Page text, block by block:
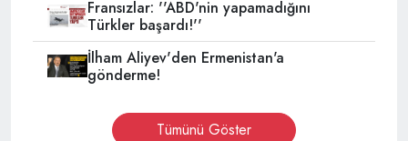
Fransızlar: ''ABD'nin yapamadığını
Türkler başardı!''
İlham Aliyev'den Ermenistan'a
gönderme!
Tümünü Göster